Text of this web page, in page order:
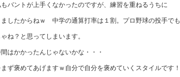
バントが上手くなかったのですが、練習を重ねるうちに
したからねｗ 中学の通算打率は１割。プロ野球の投手でも
ね？と思ってしまいます。
はかかったんじゃないかな・・・
ず褒めてあげますｗ自分で自分を褒めていくスタイルです！